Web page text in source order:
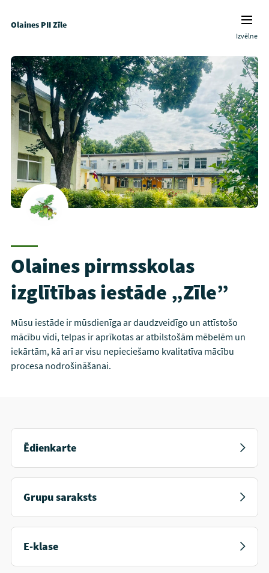
Olaines PII Zīle
Izvēlne
Olaines pirmsskolas
izglītības iestāde „Zīle”
Mūsu iestāde ir mūsdienīga ar daudzveidīgo un attīstošo
mācību vidi, telpas ir aprīkotas ar atbilstošām mēbelēm un
iekārtām, kā arī ar visu nepieciešamo kvalitatīva mācību
procesa nodrošināšanai.
Ēdienkarte
Grupu saraksts
E-klase